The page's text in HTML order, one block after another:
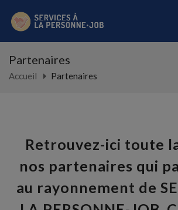
Partenaires
Accueil Partenaires
Retrouvez-ici toute
nos partenaires qui
au rayonnement de